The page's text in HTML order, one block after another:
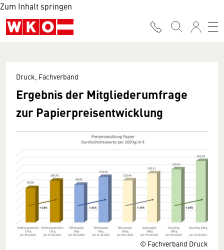
Zum Inhalt springen
© Fachverband Druck
Druck, Fachverband
Ergebnis der Mitgliederumfrage
zur Papierpreisentwicklung